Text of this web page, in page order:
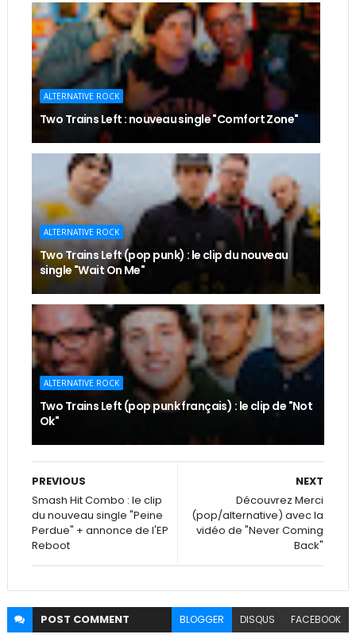
ALTERNATIVE ROCK
Two Trains Left : nouveau single "Comfort Zone"
ALTERNATIVE ROCK
Two Trains Left (pop punk) : le clip du nouveau
single "Wait On Me"
ALTERNATIVE ROCK
Two Trains Left (pop punk français) : le clip de "Not
Ok"
NEXT
Découvrez Merci
(pop/alternative) avec la
vidéo de "Never Coming
Back"
PREVIOUS
Smash Hit Combo : le clip
du nouveau single "Peine
Perdue" + annonce de l'EP
Reboot
POST COMMENT BLOGGER DISQUS FACEBOOK